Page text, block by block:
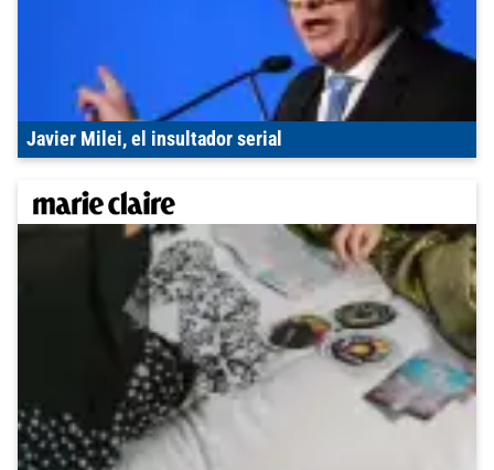
Javier Milei, el insultador serial